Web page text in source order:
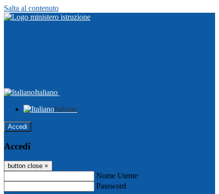
Salta al contenuto
Italiano
Italiano
Accedi
Accedi
button close ×
Nome Utente
Password